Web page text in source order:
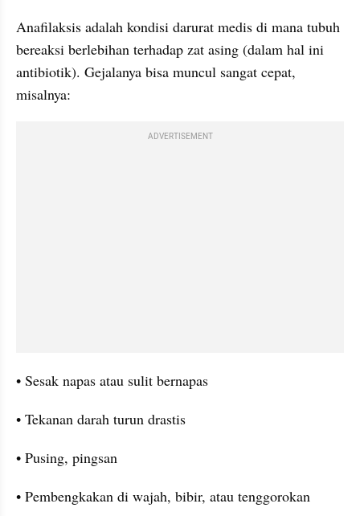
Anafilaksis adalah kondisi darurat medis di mana tubuh
bereaksi berlebihan terhadap zat asing (dalam hal ini
antibiotik). Gejalanya bisa muncul sangat cepat,
misalnya:
ADVERTISEMENT
• Sesak napas atau sulit bernapas
• Tekanan darah turun drastis
• Pusing, pingsan
• Pembengkakan di wajah, bibir, atau tenggorokan